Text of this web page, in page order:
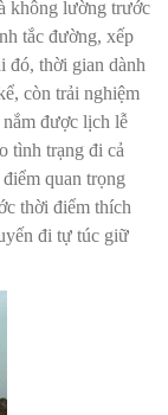
không lường trước
tắc đường, xếp
đó, thời gian dành
còn trải nghiệm
được lịch lễ
tình trạng đi cả
quan trọng
thời điểm thích
đi tự túc giữ